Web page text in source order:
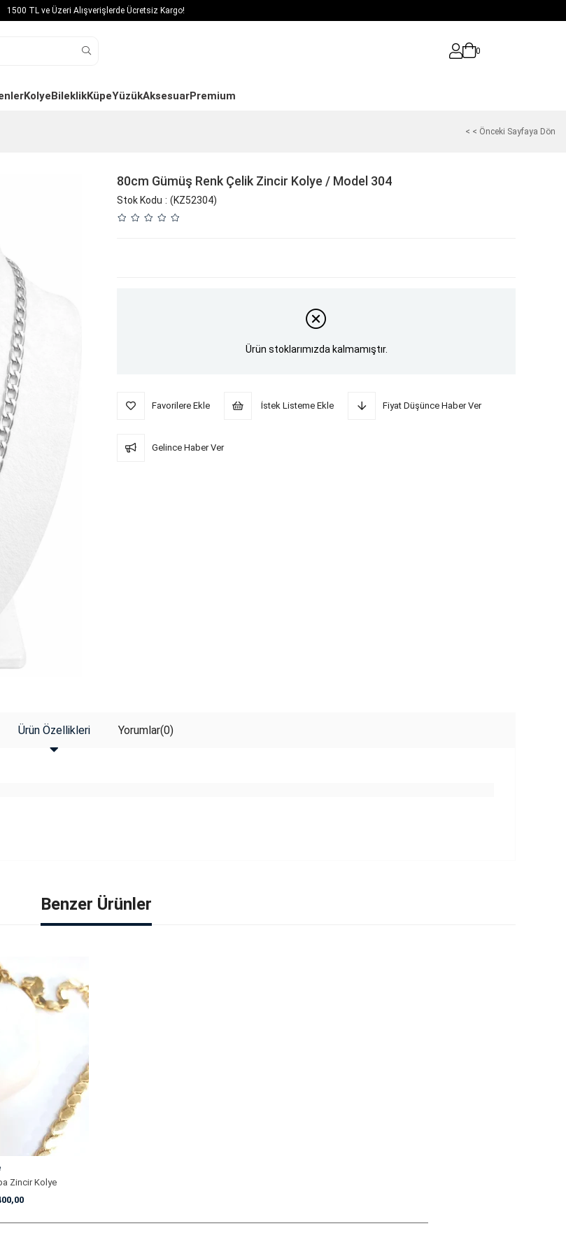
1500 TL ve Üzeri Alışverişlerde Ücretsiz Kargo!
0
KolyeBileklikKüpeYüzükAksesuarPremium
< < Önceki Sayfaya Dön
80cm Gümüş Renk Çelik Zincir Kolye / Model 304
Stok Kodu (KZ52304)
Ürün stoklarımızda kalmamıştır.
Favorilere Ekle İstek Listeme Ekle Fiyat Düşünce Haber Ver
Gelince Haber Ver
Ürün Özellikleri Yorumlar(0)
Benzer Ürünler
Zincir Kolye